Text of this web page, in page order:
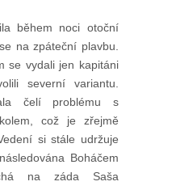
během noci otoční
na zpáteční plavbu.
se vydali jen kapitáni
severní variantu.
čelí problému s
což je zřejmě
si stále udržuje
Boháčem
na záda Saša